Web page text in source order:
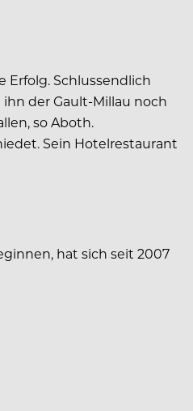
Erfolg. Schlussendlich
der Gault-Millau noch
so Aboth.
Sein Hotelrestaurant
hat sich seit 2007